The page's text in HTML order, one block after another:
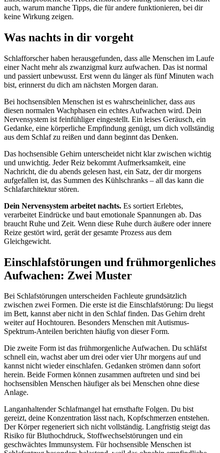
auch, warum manche Tipps, die für andere funktionieren, bei dir
keine Wirkung zeigen.
Was nachts in dir vorgeht
Schlafforscher haben herausgefunden, dass alle Menschen im Laufe
einer Nacht mehr als zwanzigmal kurz aufwachen. Das ist normal
und passiert unbewusst. Erst wenn du länger als fünf Minuten wach
bist, erinnerst du dich am nächsten Morgen daran.
Bei hochsensiblen Menschen ist es wahrscheinlicher, dass aus
diesen normalen Wachphasen ein echtes Aufwachen wird. Dein
Nervensystem ist feinfühliger eingestellt. Ein leises Geräusch, ein
Gedanke, eine körperliche Empfindung genügt, um dich vollständig
aus dem Schlaf zu reißen und dann beginnt das Denken.
Das hochsensible Gehirn unterscheidet nicht klar zwischen wichtig
und unwichtig. Jeder Reiz bekommt Aufmerksamkeit, eine
Nachricht, die du abends gelesen hast, ein Satz, der dir morgens
aufgefallen ist, das Summen des Kühlschranks – all das kann die
Schlafarchitektur stören.
Dein Nervensystem arbeitet nachts. Es sortiert Erlebtes,
verarbeitet Eindrücke und baut emotionale Spannungen ab. Das
braucht Ruhe und Zeit. Wenn diese Ruhe durch äußere oder innere
Reize gestört wird, gerät der gesamte Prozess aus dem
Gleichgewicht.
Einschlafstörungen und frühmorgenliches
Aufwachen: Zwei Muster
Bei Schlafstörungen unterscheiden Fachleute grundsätzlich
zwischen zwei Formen. Die erste ist die Einschlafstörung: Du liegst
im Bett, kannst aber nicht in den Schlaf finden. Das Gehirn dreht
weiter auf Hochtouren. Besonders Menschen mit Autismus-
Spektrum-Anteilen berichten häufig von dieser Form.
Die zweite Form ist das frühmorgenliche Aufwachen. Du schläfst
schnell ein, wachst aber um drei oder vier Uhr morgens auf und
kannst nicht wieder einschlafen. Gedanken strömen dann sofort
herein. Beide Formen können zusammen auftreten und sind bei
hochsensiblen Menschen häufiger als bei Menschen ohne diese
Anlage.
Langanhaltender Schlafmangel hat ernsthafte Folgen. Du bist
gereizt, deine Konzentration lässt nach, Kopfschmerzen entstehen.
Der Körper regeneriert sich nicht vollständig. Langfristig steigt das
Risiko für Bluthochdruck, Stoffwechselstörungen und ein
geschwächtes Immunsystem. Für hochsensible Menschen ist